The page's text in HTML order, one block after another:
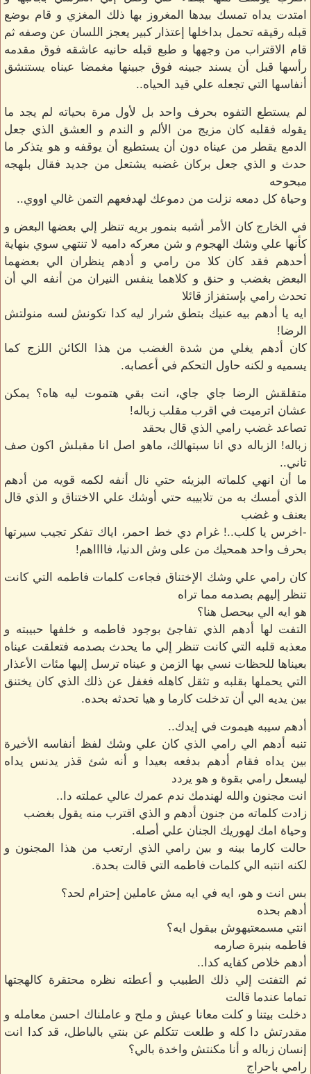
امتدت يداه تمسك بيدها المغروز بها ذلك المغزي و قام بوضع
قبله رقيقه تحمل بداخلها إعتذار كبير يعجز اللسان عن وصفه ثم
قام الاقتراب من وجهها و طبع قبله حانيه عاشقه فوق مقدمه
رأسها قبل أن يسند جبينه فوق جبينها مغمضا عيناه يستنشق
أنفاسها التي تجعله علي قيد الحياه..
لم يستطع التفوه بحرف واحد بل لأول مرة بحياته لم يجد ما
يقوله فقلبه كان مزيج من الألم و الندم و العشق الذي جعل
الدمع يقطر من عيناه دون أن يستطيع أن يوقفه و هو يتذكر ما
حدث و الذي جعل بركان غضبه يشتعل من جديد فقال بلهجه
مبحوحه
وحياة كل دمعه نزلت من دموعك لهدفعهم التمن غالي اووي..
في الخارج كان الأمر أشبه بنمور بريه تنظر إلي بعضها البعض و
كأنها علي وشك الهجوم و شن معركه داميه لا تنتهي سوي بنهاية
أحدهم فقد كان كلا من رامي و أدهم ينظران الي بعضهما
البعض بغضب و حنق و كلاهما ينفس النيران من أنفه الي أن
تحدث رامي بإستفزاز قائلا
ايه يا أدهم بيه عنيك بتطق شرار ليه كدا تكونش لسه منولتش
الرضا!
كان أدهم يغلي من شدة الغضب من هذا الكائن اللزج كما
يسميه و لكنه حاول التحكم في أعصابه.
متقلقش الرضا جاي جاي، انت بقي هتموت ليه هاه؟ يمكن
عشان اترميت في اقرب مقلب زباله!
تصاعد غضب رامي الذي قال بحقد
زباله! الزباله دي انا سبتهالك، ماهو اصل انا مقبلش اكون صف
تاني..
ما أن انهي كلماته البزيئه حتي نال أنفه لكمه قويه من أدهم
الذي أمسك به من تلابيبه حتي أوشك علي الاختناق و الذي قال
بعنف و غضب
-اخرس يا كلب..! غرام دي خط احمر، اياك تفكر تجيب سيرتها
بحرف واحد همحيك من على وش الدنيا، فااااهم!
كان رامي علي وشك الإختناق فجاءت كلمات فاطمه التي كانت
تنظر إليهم بصدمه مما تراه
هو ايه الي بيحصل هنا؟
التفت لها أدهم الذي تفاجئ بوجود فاطمه و خلفها حبيبته و
معذبه قلبه التي كانت تنظر إلي ما يحدث بصدمه فتعلقت عيناه
بعيناها للحظات نسي بها الزمن و عيناه ترسل إليها مئات الأعذار
التي يحملها بقلبه و تثقل كاهله فغفل عن ذلك الذي كان يختنق
بين يديه الي أن تدخلت كارما و هيا تحدثه بحده.
أدهم سيبه هيموت في إيدك..
تنبه أدهم الي رامي الذي كان علي وشك لفظ أنفاسه الأخيرة
بين يداه فقام أدهم بدفعه بعيدا و أنه شئ قذر يدنس يداه
ليسعل رامي بقوة و هو يردد
انت مجنون والله لهندمك ندم عمرك عالي عملته دا..
زادت كلماته من جنون أدهم و الذي اقترب منه يقول بغضب
وحياة امك لهوريك الجنان علي أصله.
حالت كارما بينه و بين رامي الذي ارتعب من هذا المجنون و
لكنه انتبه الي كلمات فاطمه التي قالت بحدة.
بس انت و هو، ايه في ايه مش عاملين إحترام لحد؟
أدهم بحده
انتي مسمعتيهوش بيقول ايه؟
فاطمه بنبرة صارمه
أدهم خلاص كفايه كدا..
ثم التفتت إلي ذلك الطبيب و أعطته نظره محتقرة كالهجتها
تماما عندما قالت
دخلت بيتنا و كلت معانا عيش و ملح و عاملناك احسن معامله و
مقدرتش دا كله و طلعت تتكلم عن بنتي بالباطل، قد كدا انت
إنسان زباله و أنا مكنتش واخدة بالي؟
رامي باحراج